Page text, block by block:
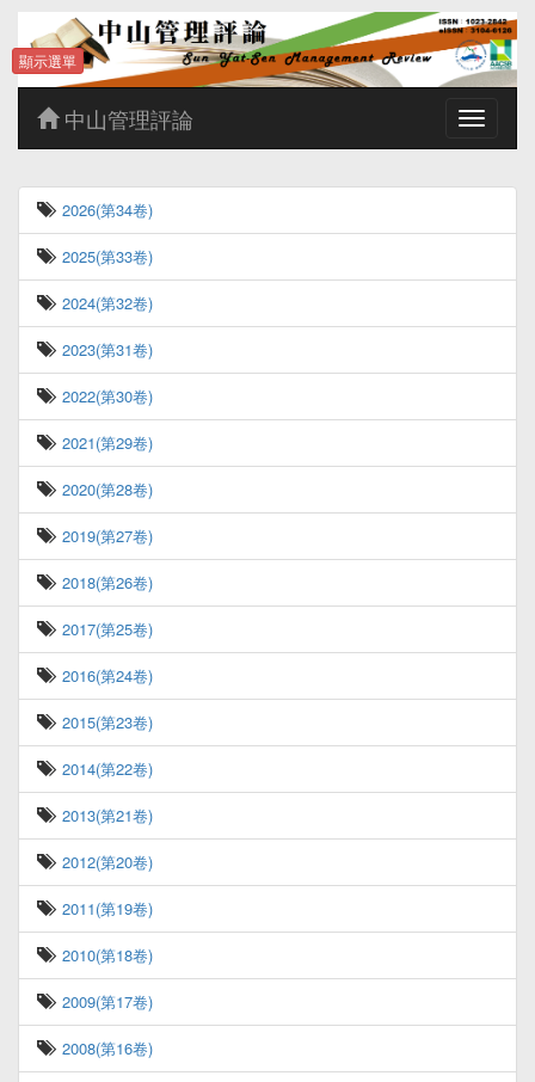
Toggle
中山管理評論
2026(第34卷)
2025(第33卷)
2024(第32卷)
2023(第31卷)
2022(第30卷)
2021(第29卷)
2020(第28卷)
2019(第27卷)
2018(第26卷)
2017(第25卷)
2016(第24卷)
2015(第23卷)
2014(第22卷)
2013(第21卷)
2012(第20卷)
2011(第19卷)
2010(第18卷)
2009(第17卷)
2008(第16卷)
顯示選單